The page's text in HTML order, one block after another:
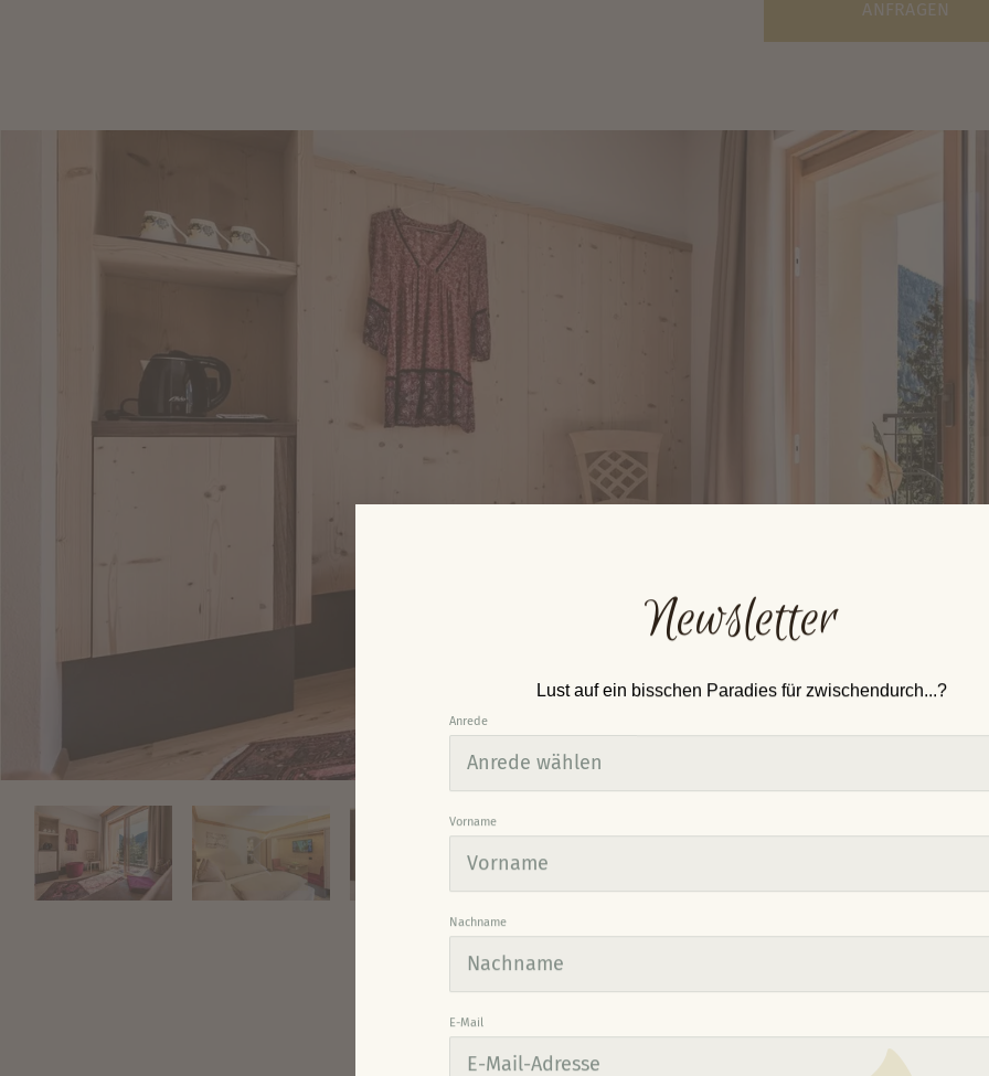
Newsletter
Lust auf ein bisschen Paradies für zwischendurch...?
Anrede
Vorname
Nachname
E-Mail